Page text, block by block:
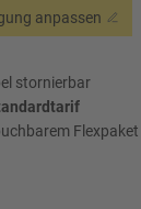
anpassen
stornierbar
Flexpaket